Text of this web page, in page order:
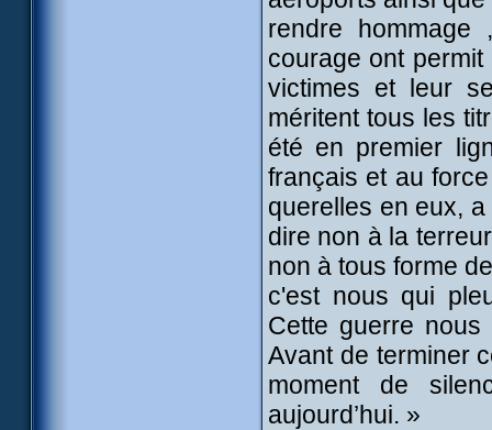
rendre
courage ont
victimes et leur
méritent tous les
été en premier
français et au
querelles en eux,
dire non à la
non à tous forme
c'est nous qui
Cette guerre
Avant de terminer
moment de
aujourd’hui. »